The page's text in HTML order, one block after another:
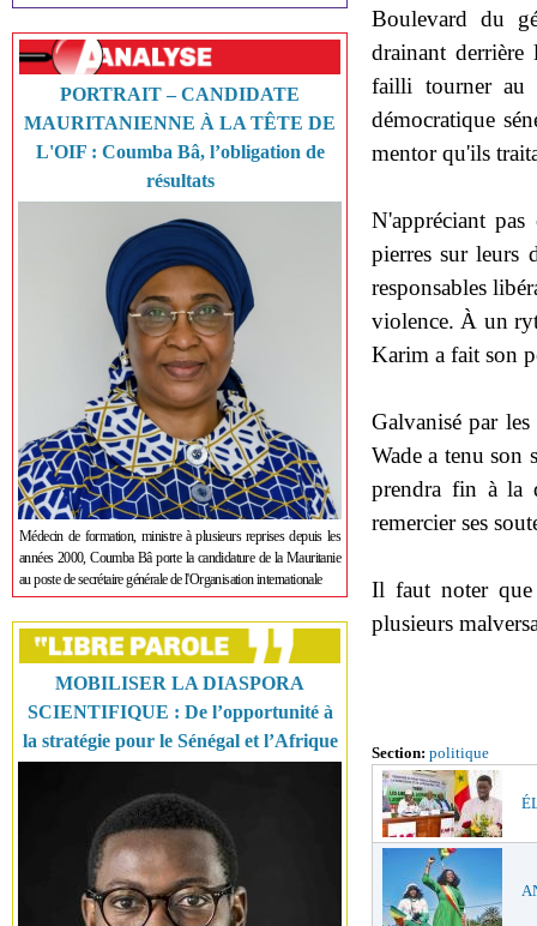
PORTRAIT – CANDIDATE
MAURITANIENNE À LA TÊTE DE
L'OIF : Coumba Bâ, l’obligation de
résultats
Médecin de formation, ministre à plusieurs reprises depuis les
années 2000, Coumba Bâ porte la candidature de la Mauritanie
au poste de secrétaire générale de l'Organisation internationale
MOBILISER LA DIASPORA
SCIENTIFIQUE : De l’opportunité à
la stratégie pour le Sénégal et l’Afrique
Boulevard du
drainant
failli tourner au
démocratique
mentor qu'ils
N'appréciant
pierres sur leurs
responsables
violence. À un
Karim a fait son
Galvanisé par
Wade a tenu son
prendra fin à la
remercier ses
Il faut noter que
plusieurs
Section: politique